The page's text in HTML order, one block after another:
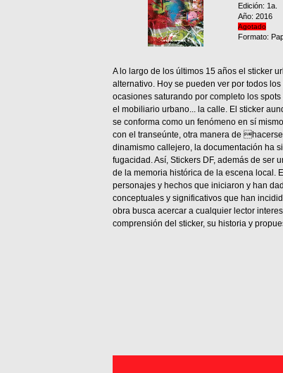
Edición: 1a.
Año: 2016
Agotado
Formato:
A lo largo de los últimos 15 años el sticker
alternativo. Hoy se pueden ver por todos
ocasiones saturando por completo los
el mobiliario urbano... la calle. El sticker
se conforma como un fenómeno en sí
con el transeúnte, otra manera de
dinamismo callejero, la documentación ha
fugacidad. Así, Stickers DF, además de ser
de la memoria histórica de la escena local.
personajes y hechos que iniciaron y han
conceptuales y significativos que han
obra busca acercar a cualquier lector
comprensión del sticker, su historia y